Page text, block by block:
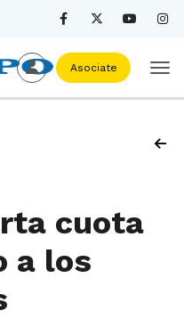
Asociate
cuota
a los